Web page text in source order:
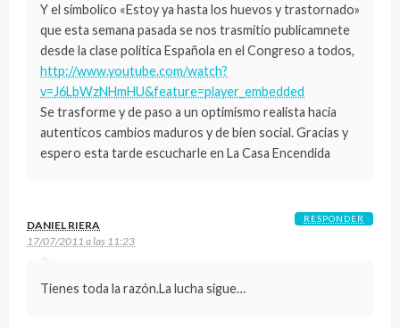
Y el simbolico «Estoy ya hasta los huevos y trastornado»
que esta semana pasada se nos trasmitio publicamnete
desde la clase politica Española en el Congreso a todos,
http://www.youtube.com/watch?
v=J6LbWzNHmHU&feature=player_embedded
Se trasforme y de paso a un optimismo realista hacia
autenticos cambios maduros y de bien social. Gracias y
espero esta tarde escucharle en La Casa Encendida
DANIEL RIERA
17/07/2011 a las 11:23
Tienes toda la razón.La lucha sigue…
RESPONDER